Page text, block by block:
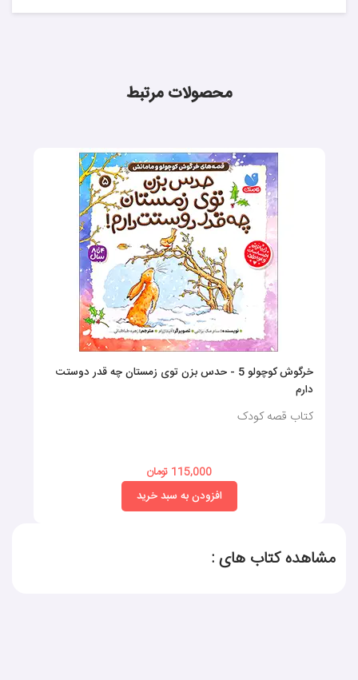
محصولات مرتبط
خرگوش کوچولو 5 - حدس بزن توی زمستان چه قدر دوستت
دارم
کتاب قصه کودک
115,000 تومان
افزودن به سبد خرید
مشاهده کتاب های :